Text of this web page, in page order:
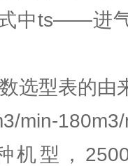
中ts——进
选型表的由
min-
机型，